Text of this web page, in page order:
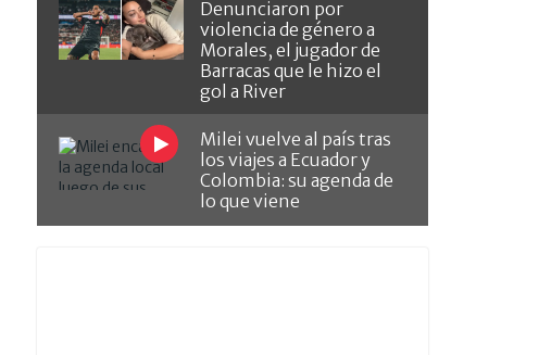
Denunciaron por
violencia de género a
Morales, el jugador de
Barracas que le hizo el
gol a River
Milei vuelve al país tras
los viajes a Ecuador y
Colombia: su agenda de
lo que viene